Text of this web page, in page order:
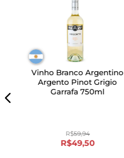
Vinho Branco Argentino
Argento Pinot Grigio
Garrafa 750ml
R$59,94
R$49,50